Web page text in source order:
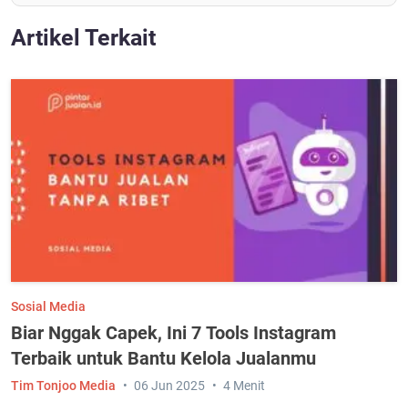
Artikel Terkait
Sosial Media
Biar Nggak Capek, Ini 7 Tools Instagram
Terbaik untuk Bantu Kelola Jualanmu
Tim Tonjoo Media 06 Jun 2025 4 Menit